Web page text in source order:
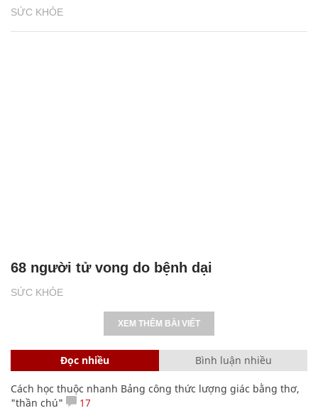
SỨC KHỎE
SỨC KHỎE
68 người tử vong do bệnh dại
XEM THÊM BÀI VIẾT
Đọc nhiều Bình luận nhiều
Cách học thuộc nhanh Bảng công thức lượng giác bằng thơ,
"thần chú"
17